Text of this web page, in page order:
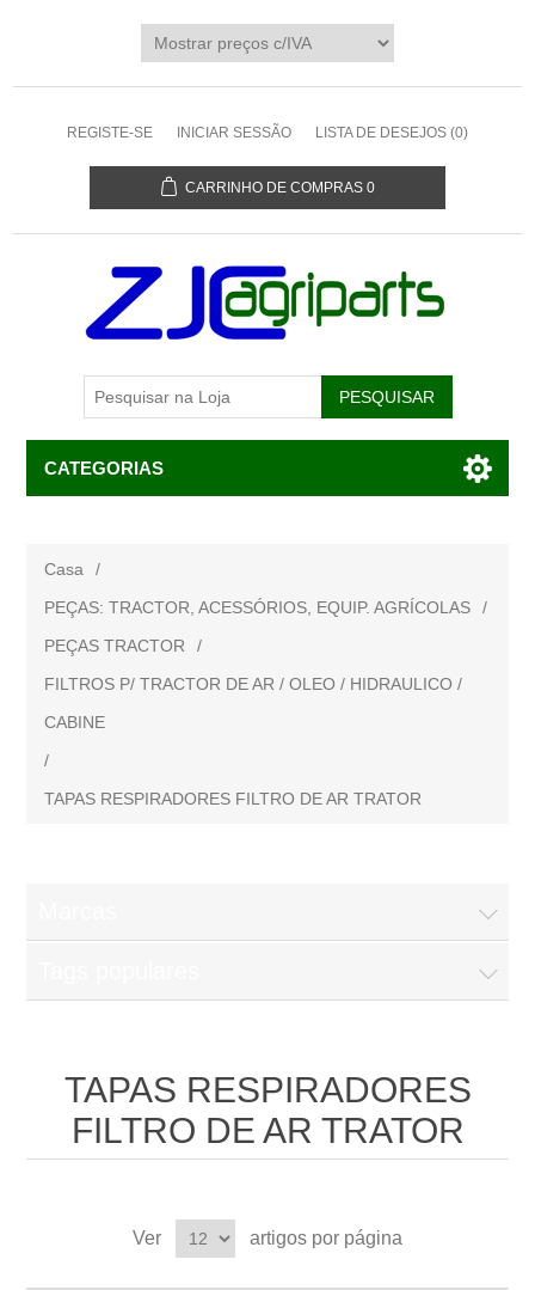
REGISTE-SE INICIAR SESSÃO LISTA DE DESEJOS (0)
CARRINHO DE COMPRAS 0
CATEGORIAS
Casa
/
PEÇAS: TRACTOR, ACESSÓRIOS, EQUIP. AGRÍCOLAS
/
PEÇAS TRACTOR
/
FILTROS P/ TRACTOR DE AR / OLEO / HIDRAULICO /
CABINE
/
TAPAS RESPIRADORES FILTRO DE AR TRATOR
TAPAS RESPIRADORES
FILTRO DE AR TRATOR
Ver artigos por página